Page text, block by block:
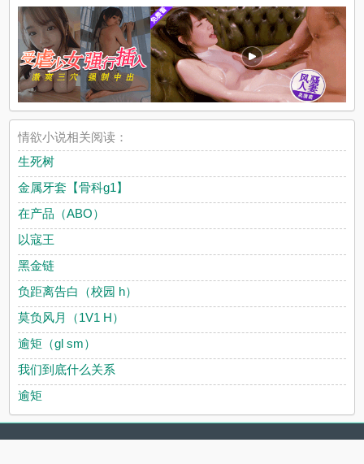
情欲小说相关阅读：
生死树
金属牙套【骨科g1】
在产品（ABO）
以寇王
黑金链
负距离告白（校园 h）
莫负风月（1V1 H）
逾矩（gl sm）
我们到底什么关系
逾矩